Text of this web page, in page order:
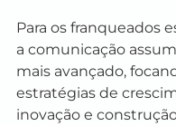
Para os franqueados
a comunicação
mais avançado,
estratégias de
inovação e